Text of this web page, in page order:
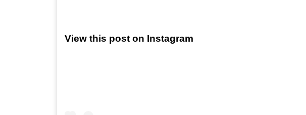
View this post on Instagram